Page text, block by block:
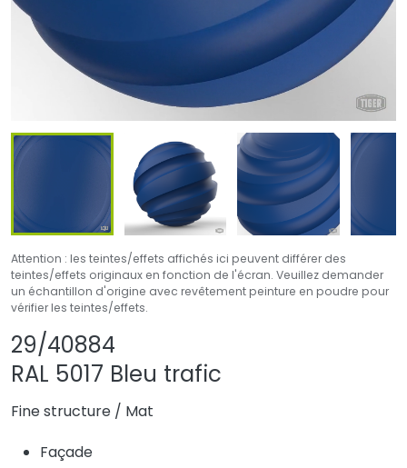
Attention : les teintes/effets affichés ici peuvent différer des
teintes/effets originaux en fonction de l'écran. Veuillez demander
un échantillon d'origine avec revêtement peinture en poudre pour
vérifier les teintes/effets.
29/40884
RAL 5017 Bleu trafic
Fine structure / Mat
Façade